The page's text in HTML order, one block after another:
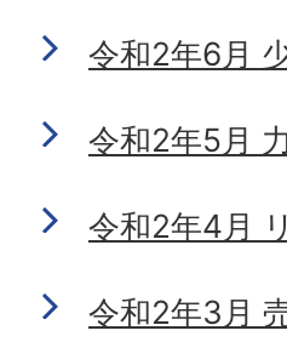
令和2年6月
令和2年5月
令和2年4月
令和2年3月